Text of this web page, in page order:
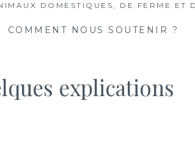
DOMESTIQUES, DE FERME ET
COMMENT NOUS SOUTENIR ?
explications